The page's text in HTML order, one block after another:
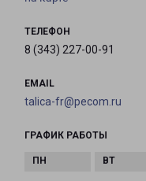
ТЕЛЕФОН
8 (343) 227-00-91
EMAIL
talica-fr@pecom.ru
ГРАФИК РАБОТЫ